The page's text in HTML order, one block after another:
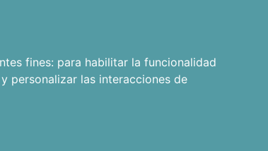
fines: para habilitar la funcionalidad
personalizar las interacciones de